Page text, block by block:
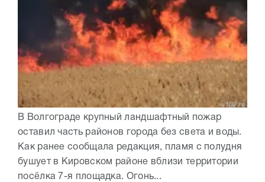
В Волгограде крупный ландшафтный пожар
оставил часть районов города без света и воды.
Как ранее сообщала редакция, пламя с полудня
бушует в Кировском районе вблизи территории
посёлка 7-я площадка. Огонь...